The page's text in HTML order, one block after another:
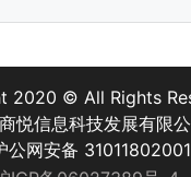
2020 © All Rights
商悦信息科技发展有限
公网安备